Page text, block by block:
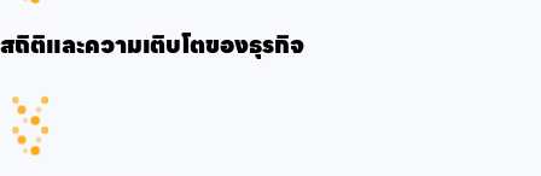
สถิติและความเติบโตของธุรกิจ